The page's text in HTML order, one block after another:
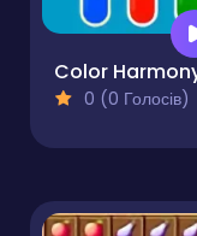
Color
0 (0 Голосів)